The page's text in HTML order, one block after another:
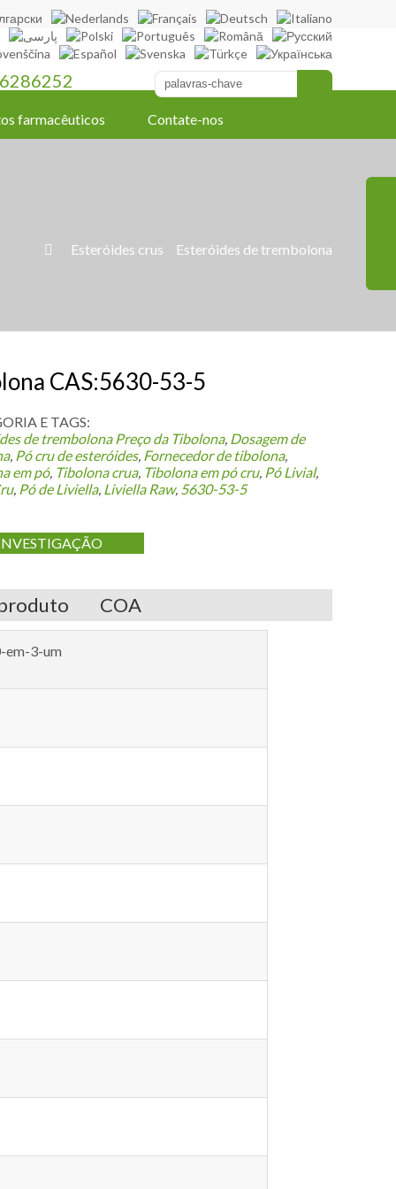
farmacêuticos Contate-nos
 Esteróides crus Esteróides de trembolona
CAS:5630-53-5
E TAGS:
de trembolona Preço da Tibolona, Dosagem de
, Pó cru de esteróides, Fornecedor de tibolona,
em pó, Tibolona crua, Tibolona em pó cru, Pó Livial,
, Pó de Liviella, Liviella Raw, 5630-53-5
COA
3-um